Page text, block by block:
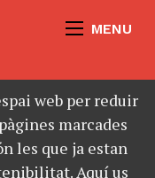
MENU
web per reduir
marcades
les que ja estan
Aquíus